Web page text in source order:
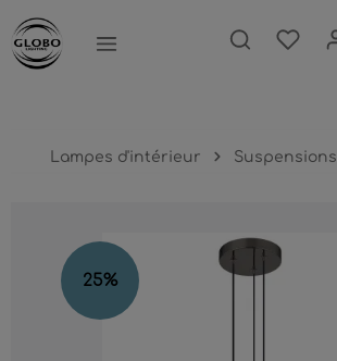
principal
Lampes d'intérieur Suspensions
Ignorer la galerie d'images
25%